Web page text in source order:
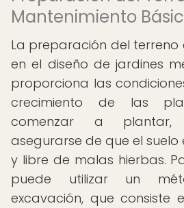
Mantenimiento
La preparación del terreno
en el diseño de jardines
proporciona las
crecimiento de las
comenzar a plantar,
asegurarse de que el
y libre de malas hierbas.
puede utilizar un
excavación, que consiste